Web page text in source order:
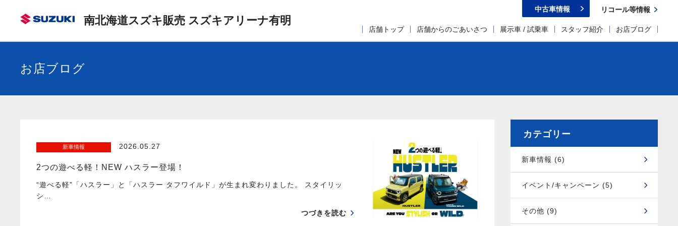
南北海道スズキ販売 スズキアリーナ有明
店舗トップ 店舗からのごあいさつ 展示車 / 試乗車 スタッフ紹介 お店ブログ
中古車情報 リコール等情報
お店ブログ
新車情報 2026.05.27
2つの遊べる軽！NEW ハスラー登場！
“遊べる軽”「ハスラー」と「ハスラー タフワイルド」が生まれ変わりました。 スタイリッ
シ…
つづきを読む
カテゴリー
新車情報 (6)
イベント/キャンペーン (5)
その他 (9)